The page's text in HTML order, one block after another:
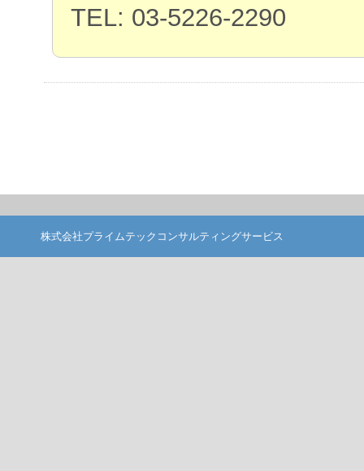
TEL: 03-5226-2290
株式会社プライムテックコンサルティングサービス